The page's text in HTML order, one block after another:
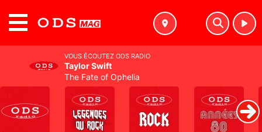
VOUS ÉCOUTEZ ODS RADIO
Taylor Swift
The Fate of Ophelia